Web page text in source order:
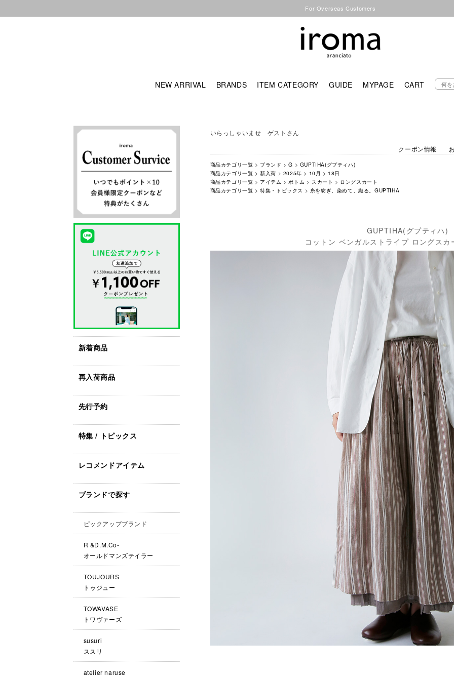
For Overseas Customers
NEW ARRIVAL BRANDS ITEM CATEGORY GUIDE MYPAGE CART
新着商品
再入荷商品
先行予約
特集 / トピックス
レコメンドアイテム
ブランドで探す
ピックアップブランド
R &D.M.Co-
オールドマンズテイラー
TOUJOURS
トゥジュー
TOWAVASE
トワヴァーズ
susuri
ススリ
atelier naruse
いらっしゃいませ ゲストさん
クーポン情報
商品カテゴリ一覧 > ブランド >G > GUPTIHA(グプティハ)
商品カテゴリ一覧 >新入荷 > 2025年 > 10月 > 18日
商品カテゴリ一覧 > アイテム >ボトム > スカート > ロングスカート
商品カテゴリ一覧 >特集・トピックス > 糸を紡ぎ、染めて、織る。GUPTIHA
GUPTIHA(グプティハ)
コットン ベンガルストライプ ロングス